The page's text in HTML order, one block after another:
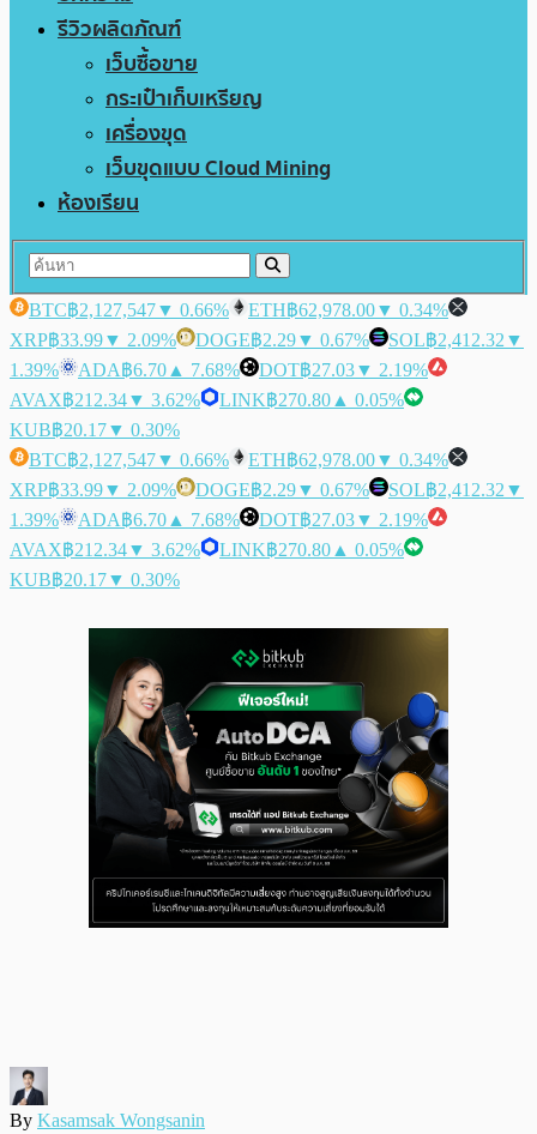
รีวิวผลิตภัณฑ์
เว็บซื้อขาย
กระเป๋าเก็บเหรียญ
เครื่องขุด
เว็บขุดแบบ Cloud Mining
ห้องเรียน
BTC฿2,127,547▼ 0.66% ETH฿62,978.00▼ 0.34%
XRP฿33.99▼ 2.09% DOGE฿2.29▼ 0.67% SOL฿2,412.32 ▼
1.39%
ADA฿6.70 ▲ 7.68% DOT฿27.03▼ 2.19%
AVAX฿212.34▼ 3.62% LINK฿270.80 ▲ 0.05%
KUB฿20.17▼ 0.30%
BTC฿2,127,547▼ 0.66% ETH฿62,978.00▼ 0.34%
XRP฿33.99▼ 2.09% DOGE฿2.29▼ 0.67% SOL฿2,412.32 ▼
1.39%
ADA฿6.70 ▲ 7.68% DOT฿27.03▼ 2.19%
AVAX฿212.34▼ 3.62% LINK฿270.80 ▲ 0.05%
KUB฿20.17▼ 0.30%
By Kasamsak Wongsanin